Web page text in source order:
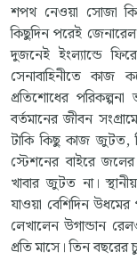
শপথ নেওয়া সোজা
কিছুদিন পরেই জেনারেল
দুজনেই ইংল্যান্ডে
সেনাবাহিনীতে
প্রতিশোধের
বর্তমানের জীবন
টাকি কিছু কাজ জুটত,
স্টেশনের বাইরে
খাবার জুটত না।
যাওয়া বেশিদিন
লেখালেন উগান্ডান
প্রতি মাসে। তিন বছরের